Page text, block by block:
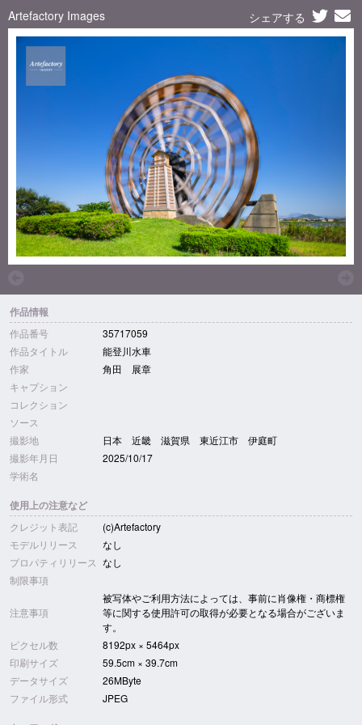
Artefactory Images シェアする
作品情報
作品番号
35717059
作品タイトル
能登川水車
作家
角田 展章
キャプション
コレクション
ソース
撮影地
日本 近畿 滋賀県 東近江市 伊庭町
撮影年月日
2025/10/17
学術名
使用上の注意など
クレジット表記
(c)Artefactory
モデルリリース
なし
プロパティリリース なし
制限事項
注意事項
被写体やご利用方法によっては、事前に肖像権・商標権
等に関する使用許可の取得が必要となる場合がございま
す。
ピクセル数
8192px × 5464px
印刷サイズ
59.5cm × 39.7cm
データサイズ
26MByte
ファイル形式
JPEG